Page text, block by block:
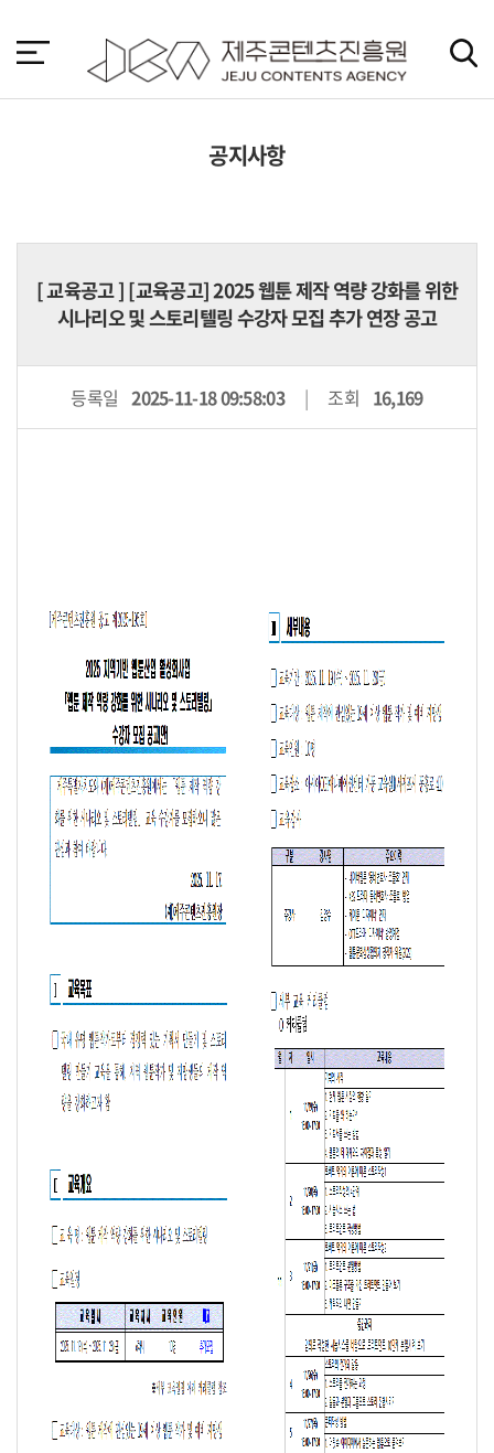
바
가
공지사항
[교육공고] [교육공고] 2025 웹툰 제작 역량 강화를 위한
시나리오 및 스토리텔링 수강자 모집 추가 연장 공고
등록일 2025-11-18 09:58:03 조회 16,169